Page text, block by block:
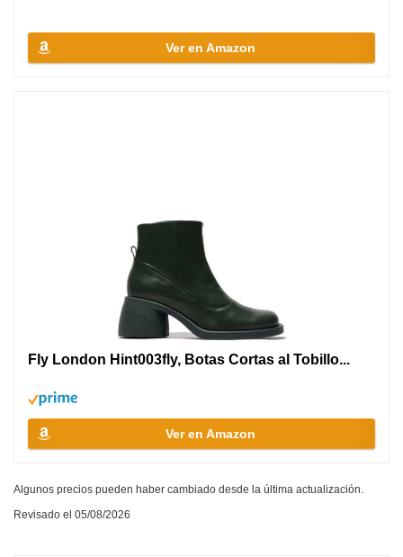
Ver en Amazon
Fly London Hint003fly, Botas Cortas al Tobillo...
Ver en Amazon
Algunos precios pueden haber cambiado desde la última actualización.
Revisado el 05/08/2026